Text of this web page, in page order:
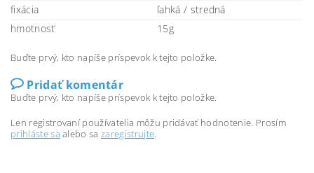
fixácia
ľahká / stredná
hmotnosť
15g
Buďte prvý, kto napíše príspevok k tejto položke.
Pridať komentár
Buďte prvý, kto napíše príspevok k tejto položke.
Len registrovaní používatelia môžu pridávať hodnotenie. Prosím
prihláste sa alebo sazaregistrujte.